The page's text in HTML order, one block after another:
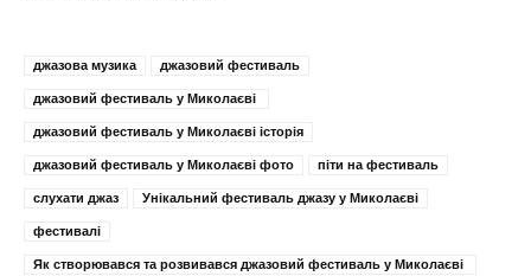
джазова музика джазовий фестиваль
джазовий фестиваль у Миколаєві
джазовий фестиваль у Миколаєві історія
джазовий фестиваль у Миколаєві фото піти на фестиваль
слухати джаз Унікальний фестиваль джазу у Миколаєві
фестивалі
Як створювався та розвивався джазовий фестиваль у Миколаєві